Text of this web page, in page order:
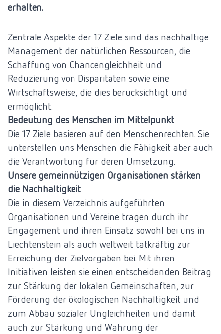
erhalten.
Zentrale Aspekte der 17 Ziele sind das nachhaltige
Management der natürlichen Ressourcen, die
Schaffung von Chancengleichheit und
Reduzierung von Disparitäten sowie eine
Wirtschaftsweise, die dies berücksichtigt und
ermöglicht.
Bedeutung des Menschen im Mittelpunkt
Die 17 Ziele basieren auf den Menschenrechten. Sie
unterstellen uns Menschen die Fähigkeit aber auch
die Verantwortung für deren Umsetzung.
Unsere gemeinnützigen Organisationen stärken
die Nachhaltigkeit
Die in diesem Verzeichnis aufgeführten
Organisationen und Vereine tragen durch ihr
Engagement und ihren Einsatz sowohl bei uns in
Liechtenstein als auch weltweit tatkräftig zur
Erreichung der Zielvorgaben bei. Mit ihren
Initiativen leisten sie einen entscheidenden Beitrag
zur Stärkung der lokalen Gemeinschaften, zur
Förderung der ökologischen Nachhaltigkeit und
zum Abbau sozialer Ungleichheiten und damit
auch zur Stärkung und Wahrung der